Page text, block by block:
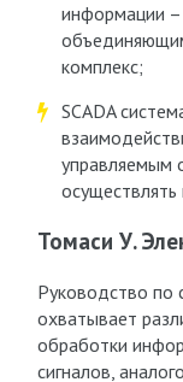
информации
комплекс;
SCADA
управляемым
осуществлять
Томаси У.
Руководство по
охватывает
обработки
сигналов,